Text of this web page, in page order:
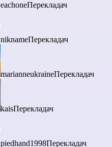
eachoneПерекладач
niknameПерекладач
marianneukraineПерекладач
kaisПерекладач
piedhand1998Перекладач